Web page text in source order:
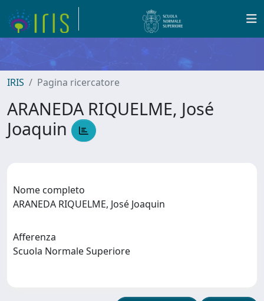
IRIS Pagina ricercatore
ARANEDA RIQUELME, José
Joaquin
Nome completo
ARANEDA RIQUELME, José Joaquin
Afferenza
Scuola Normale Superiore